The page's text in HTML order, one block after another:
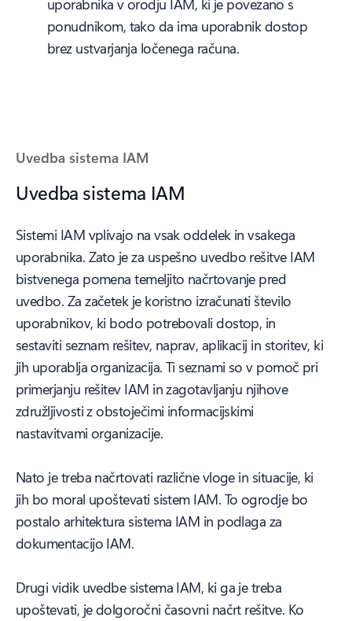
uporabnika v orodju IAM, ki je povezano s
ponudnikom, tako da ima uporabnik dostop
brez ustvarjanja ločenega računa.
Uvedba sistema IAM
Uvedba sistema IAM
Sistemi IAM vplivajo na vsak oddelek in vsakega
uporabnika. Zato je za uspešno uvedbo rešitve IAM
bistvenega pomena temeljito načrtovanje pred
uvedbo. Za začetek je koristno izračunati število
uporabnikov, ki bodo potrebovali dostop, in
sestaviti seznam rešitev, naprav, aplikacij in storitev, ki
jih uporablja organizacija. Ti seznami so v pomoč pri
primerjanju rešitev IAM in zagotavljanju njihove
združljivosti z obstoječimi informacijskimi
nastavitvami organizacije.
Nato je treba načrtovati različne vloge in situacije, ki
jih bo moral upoštevati sistem IAM. To ogrodje bo
postalo arhitektura sistema IAM in podlaga za
dokumentacijo IAM.
Drugi vidik uvedbe sistema IAM, ki ga je treba
upoštevati, je dolgoročni časovni načrt rešitve. Ko